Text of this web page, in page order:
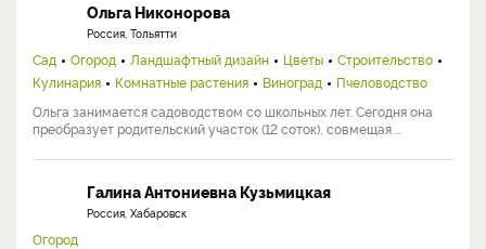
Ольга Никонорова
Россия, Тольятти
Сад Огород Ландшафтный дизайн Цветы
Строительство
Кулинария
Комнатные растения Виноград
Пчеловодство
Ольга занимается садоводством со школьных лет. Сегодня она
преобразует родительский участок (12 соток), совмещая ...
Галина Антониевна Кузьмицкая
Россия, Хабаровск
Огород